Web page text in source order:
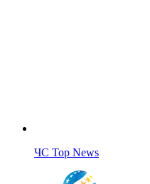
ЧС Top News